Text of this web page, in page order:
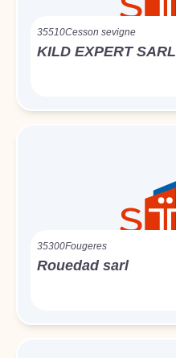
35510Cesson sevigne
KILD EXPERT SARL
35300Fougeres
Rouedad sarl